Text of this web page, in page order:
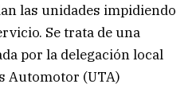
las unidades impidiendo
Se trata de una
por la delegación local
Automotor (UTA)